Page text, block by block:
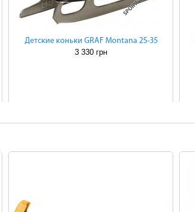
Детские коньки GRAF Montana 25-35
3 330 грн